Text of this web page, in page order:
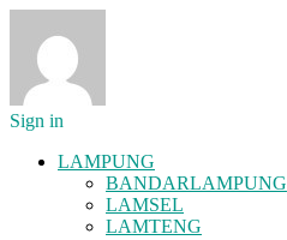
Sign in
LAMPUNG
BANDARLAMPUNG
LAMSEL
LAMTENG